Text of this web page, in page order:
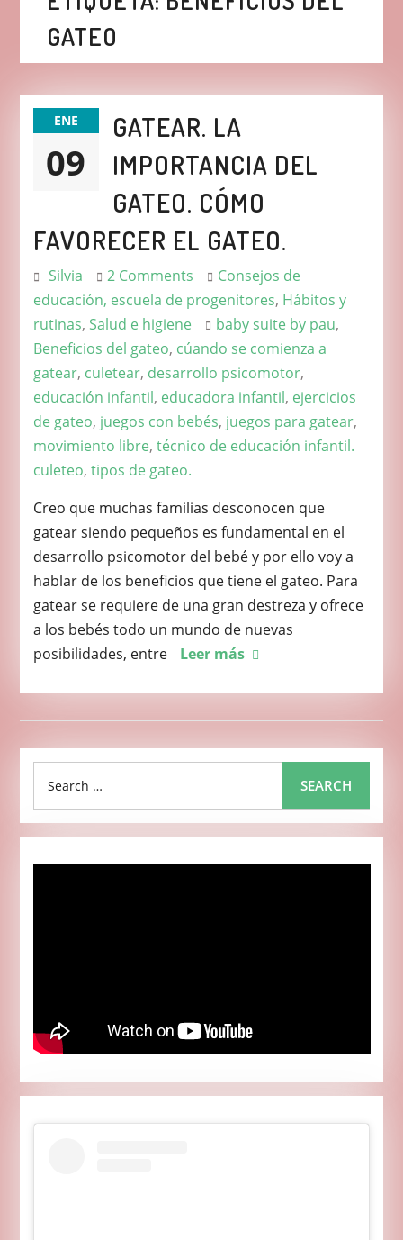
GATEO
ENE
09
GATEAR. LA
IMPORTANCIA DEL
GATEO. CÓMO
FAVORECER EL GATEO.
Silvia 2 Comments
Consejos de
educación, escuela de progenitores, Hábitos y
rutinas, Salud e higiene baby suite by pau,
Beneficios del gateo, cúando se comienza a
gatear, culetear, desarrollo psicomotor,
educación infantil, educadora infantil, ejercicios
de gateo, juegos con bebés, juegos para gatear,
movimiento libre, técnico de educación infantil.
culeteo, tipos de gateo.
Creo que muchas familias desconocen que
gatear siendo pequeños es fundamental en el
desarrollo psicomotor del bebé y por ello voy a
hablar de los beneficios que tiene el gateo. Para
gatear se requiere de una gran destreza y ofrece
a los bebés todo un mundo de nuevas
posibilidades, entre
Leer más
for:
SEARCH